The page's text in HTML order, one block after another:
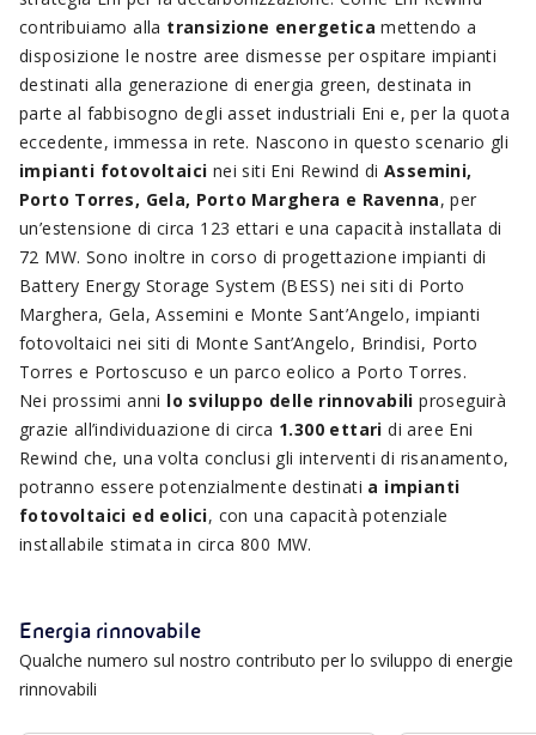
contribuiamo alla transizione energetica mettendo a
disposizione le nostre aree dismesse per ospitare impianti
destinati alla generazione di energia green, destinata in
parte al fabbisogno degli asset industriali Eni e, per la quota
eccedente, immessa in rete. Nascono in questo scenario gli
impianti fotovoltaici nei siti Eni Rewind diAssemini,
Porto Torres, Gela, Porto Marghera e Ravenna, per
un’estensione di circa 123 ettari e una capacità installata di
72 MW. Sono inoltre in corso di progettazione impianti di
Battery Energy Storage System (BESS) nei siti di Porto
Marghera, Gela, Assemini e Monte Sant’Angelo, impianti
fotovoltaici nei siti di Monte Sant’Angelo, Brindisi, Porto
Torres e Portoscuso e un parco eolico a Porto Torres.
Nei prossimi anni lo sviluppo delle rinnovabiliproseguirà
grazie all’individuazione di circa 1.300 ettari di aree Eni
Rewind che, una volta conclusi gli interventi di risanamento,
potranno essere potenzialmente destinati a impianti
fotovoltaici ed eolici, con una capacità potenziale
installabile stimata in circa 800 MW.
Energia rinnovabile
Qualche numero sul nostro contributo per lo sviluppo di energie
rinnovabili